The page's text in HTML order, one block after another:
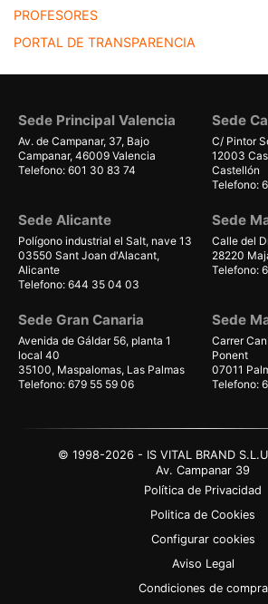
PROFESORES
PORTAL DE TRANSPARENCIA
Sede Principal Valencia
Av. de Campanar, 37, Bajo
Campanar, 46009 Valencia
Telefono: 601 30 83 74
Sede
C/ Pintor
12003
Castellón
Telefono:
Sede Alicante
Polígono industrial el Salt, nave 13
03550 Sant Joan d'Alacant,
Alicante
Telefono: 644 35 04 03
Sede
Calle del
28220
Telefono:
Sede Gran Canaria
Avenida de Gáldar 56, planta 1
local 40
35100, Maspalomas, Las Palmas
Telefono: 679 55 59 06
Sede
Carrer
Ponent
07011
Telefono:
© 1998-2026 - IS VITAL BRAND
Av. Campanar 39
Política de Privacidad
Politica de Cookies
Configurar cookies
Aviso Legal
Condiciones de compra